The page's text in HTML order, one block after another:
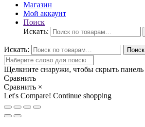
Магазин
Мой аккаунт
Поиск
Искать:
Искать: Поиск
Щелкните снаружи, чтобы скрыть панель
Сравнить
Сравнить ×
Let's Compare! Continue shopping